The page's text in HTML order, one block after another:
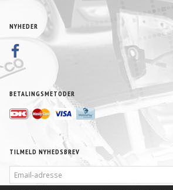
NYHEDER
BETALINGSMETODER
TILMELD NYHEDSBREV
ADRESSE